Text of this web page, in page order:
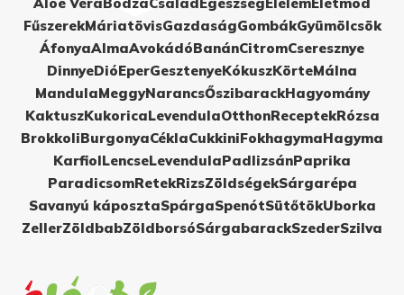
FűszerekMáriatövisGazdaságGombákGyümölcsök
ÁfonyaAlmaAvokádóBanánCitromCseresznye
DinnyeDióEperGesztenyeKókuszKörteMálna
MandulaMeggyNarancsŐszibarackHagyomány
KaktuszKukoricaLevendulaOtthonReceptekRózsa
BrokkoliBurgonyaCéklaCukkiniFokhagymaHagyma
KarfiolLencseLevendulaPadlizsánPaprika
ParadicsomRetekRizsZöldségekSárgarépa
Savanyú káposztaSpárgaSpenótSütőtökUborka
ZellerZöldbabZöldborsóSárgabarackSzederSzilva